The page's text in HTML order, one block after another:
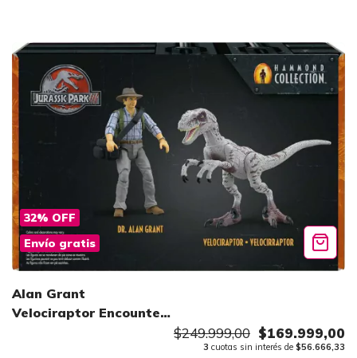
32% OFF
Envío gratis
Alan Grant
Velociraptor Encounter
$249.999,00 $169.999,00
3 cuotas sin interés de $56.666,33